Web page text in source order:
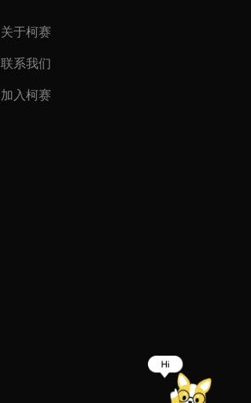
关于柯赛
联系我们
加入柯赛